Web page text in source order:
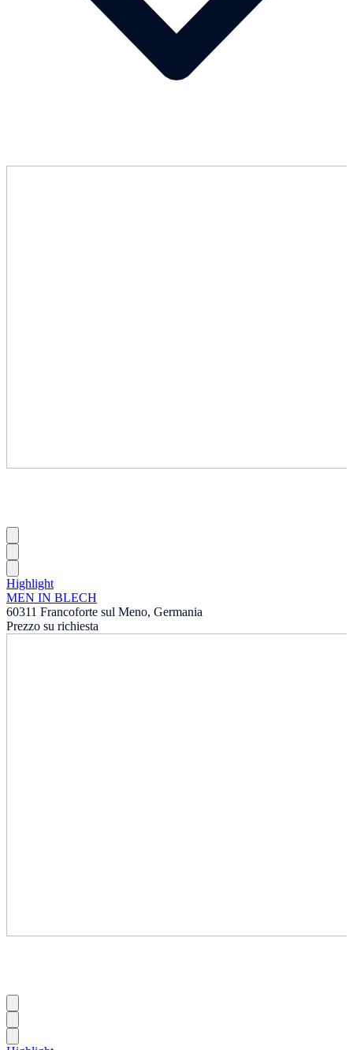
Highlight
MEN IN BLECH
60311 Francoforte sul Meno, Germania
Prezzo su richiesta